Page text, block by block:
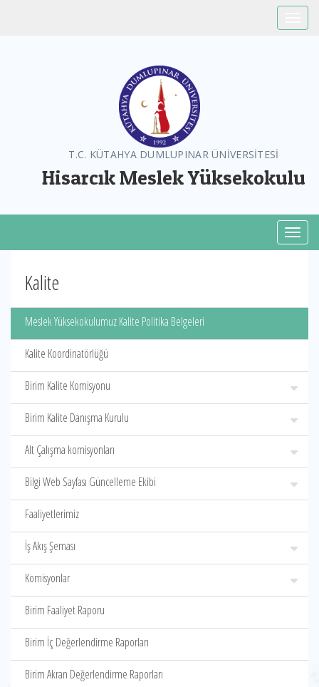
T.C. KÜTAHYA DUMLUPINAR ÜNİVERSİTESİ
Hisarcık Meslek Yüksekokulu
Kalite
Meslek Yüksekokulumuz Kalite Politika Belgeleri
Kalite Koordinatörlüğü
Birim Kalite Komisyonu
Birim Kalite Danışma Kurulu
Alt Çalışma komisyonları
Bilgi Web Sayfası Güncelleme Ekibi
Faaliyetlerimiz
İş Akış Şeması
Komisyonlar
Birim Faaliyet Raporu
Birim İç Değerlendirme Raporları
Birim Akran Değerlendirme Raporları